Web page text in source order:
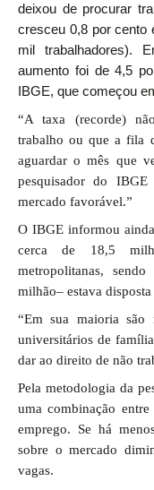
deixou de procurar
cresceu 0,8 por cento
mil trabalhadores).
aumento foi de 4,5
IBGE, que começou
“A taxa (recorde)
trabalho ou que a fila
aguardar o mês que
pesquisador do
mercado favorável.”
O IBGE informou
cerca de 18,5
metropolitanas,
milhão– estava disposta
“Em sua maioria são
universitários de
dar ao direito de não
Pela metodologia da
uma combinação
emprego. Se há
sobre o mercado
vagas.